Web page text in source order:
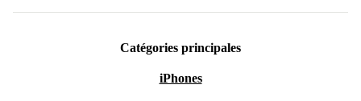
Catégories principales
iPhones